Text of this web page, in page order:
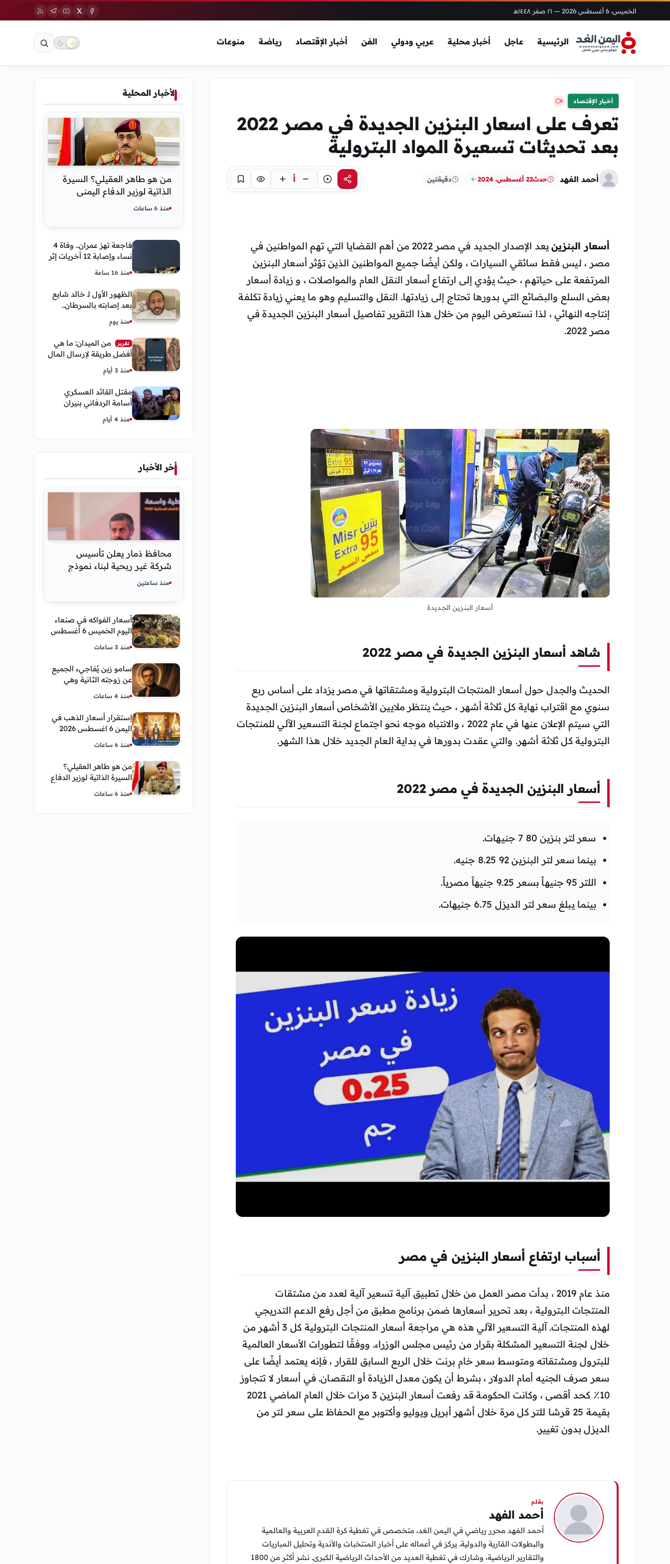
الخميس، 6 أغسطس 2026 — ٢١ صفر ١٤٤٨هـ
الرئيسية عاجل أخبار محلية عربي ودولي الفن أخبار الإقتصاد رياضة منوعات
أخبار الإقتصاد
تعرف على اسعار البنزين الجديدة في مصر 2022
بعد تحديثات تسعيرة المواد البترولية
أحمد الفهد حدث22 أغسطس، 2024 دقيقتين مشاركةاستماع أ تركيز حفظ
أسعار البنزين
يعد الإصدار الجديد في مصر 2022 من أهم القضايا التي تهم المواطنين في
مصر ، ليس فقط سائقي السيارات ، ولكن أيضًا جميع المواطنين الذين تؤثر أسعار البنزين
المرتفعة على حياتهم ، حيث يؤدي إلى ارتفاع أسعار النقل العام والمواصلات ، و زيادة أسعار
بعض السلع والبضائع التي بدورها تحتاج إلى زيادتها. النقل والتسليم وهو ما يعني زيادة تكلفة
إنتاجه النهائي ، لذا نستعرض اليوم من خلال هذا التقرير تفاصيل أسعار البنزين الجديدة في
مصر 2022.
أسعار البنزين الجديدة
شاهد أسعار البنزين الجديدة في مصر 2022
الحديث والجدل حول أسعار المنتجات البترولية ومشتقاتها في مصر يزداد على أساس ربع
سنوي مع اقتراب نهاية كل ثلاثة أشهر ، حيث ينتظر ملايين الأشخاص أسعار البنزين الجديدة
التي سيتم الإعلان عنها في عام 2022 ، والانتباه موجه نحو اجتماع لجنة التسعير الآلي للمنتجات
البترولية كل ثلاثة أشهر. والتي عقدت بدورها في بداية العام الجديد خلال هذا الشهر.
أسعار البنزين الجديدة في مصر 2022
سعر لتر بنزين 80 7 جنيهات.
بينما سعر لتر البنزين 92 8.25 جنيه.
اللتر 95 جنيهاً بسعر 9.25 جنيهاً مصرياً.
بينما يبلغ سعر لتر الديزل 6.75 جنيهات.
أسباب ارتفاع أسعار البنزين في مصر
منذ عام 2019 ، بدأت مصر العمل من خلال تطبيق آلية تسعير آلية لعدد من مشتقات
المنتجات البترولية ، بعد تحرير أسعارها ضمن برنامج مطبق من أجل رفع الدعم التدريجي
لهذه المنتجات. آلية التسعير الآلي هذه هي مراجعة أسعار المنتجات البترولية كل 3 أشهر من
خلال لجنة التسعير المشكلة بقرار من رئيس مجلس الوزراء. ووفقًا لتطورات الأسعار العالمية
للبترول ومشتقاته ومتوسط ​​سعر خام برنت خلال الربع السابق للقرار ، فإنه يعتمد أيضًا على
سعر صرف الجنيه أمام الدولار ، بشرط أن يكون معدل الزيادة أو النقصان. في أسعار لا تتجاوز
10٪ كحد أقصى ، وكانت الحكومة قد رفعت أسعار البنزين 3 مرات خلال العام الماضي 2021
بقيمة 25 قرشا للتر كل مرة خلال أشهر أبريل ويوليو وأكتوبر مع الحفاظ على سعر لتر من
الديزل بدون تغيير.
بقلم
أحمد الفهد
أحمد الفهد محرر رياضي في اليمن الغد، متخصص في تغطية كرة القدم العربية والعالمية
والبطولات القارية والدولية. يركز في أعماله على أخبار المنتخبات والأندية وتحليل المباريات
والتقارير الرياضية، وشارك في تغطية العديد من الأحداث الرياضية الكبرى. نشر أكثر من 1800
الأخبار المحلية
من هو طاهر العقيلي؟ السيرة
الذاتية لوزير الدفاع اليمني
الجديد وأبرز مناصبه
منذ 6 ساعات
فاجعة تهز عمران.. وفاة 4
نساء وإصابة 12 أخريات إثر
اجتماعية
منذ 16 ساعة
الظهور الأول لـ خالد شايع
بعد إصابته بالسرطان..
رحلة العلاج
منذ يوم
تقرير
من الميدان: ما هي
أفضل طريقة لإرسال المال
إلى اليمن من السعودية
وأمريكا
منذ 3 أيام
مقتل القائد العسكري
أسامة الردفاني بنيران
مسلحين مجهولين في
مديرية العبر
منذ 4 أيام
أخر الأخبار
محافظ ذمار يعلن تأسيس
شركة غير ربحية لبناء نموذج
ذكاء اصطناعي يمني
منذ ساعتين
أسعار الفواكه في صنعاء
اليوم الخميس 6 أغسطس
والرمان في الأسواق
منذ 3 ساعات
سامو زين يُفاجيء الجميع
عن زوجته الثانية وهي
منذ 4 ساعات
إستقرار أسعار الذهب في
اليمن 6 اغسطس 2026
منذ 6 ساعات
من هو طاهر العقيلي؟
السيرة الذاتية لوزير الدفاع
مناصبه
منذ 6 ساعات